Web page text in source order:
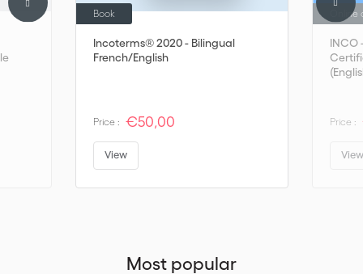
Incoterms® 2020 - Bilingual
French/English
Book
Price : €50,00
View
INCO
Price :
Most popular